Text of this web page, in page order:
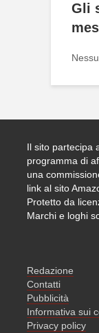
Gli
Il sito partecipa
programma di
una
link al sito
Protetto da
Marchi e loghi
Redazione
Contatti
Pubblicità
Informativa sui
Privacy policy